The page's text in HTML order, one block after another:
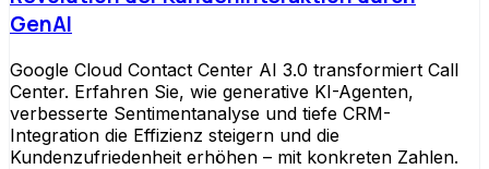
GenAI
Google Cloud Contact Center AI 3.0 transformiert Call
Center. Erfahren Sie, wie generative KI-Agenten,
verbesserte Sentimentanalyse und tiefe CRM-
Integration die Effizienz steigern und die
Kundenzufriedenheit erhöhen – mit konkreten Zahlen.